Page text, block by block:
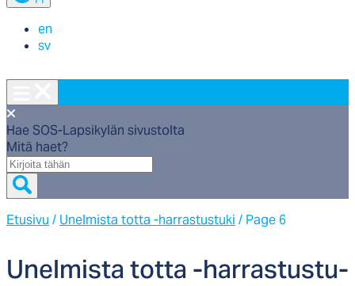
en
sv
Hae SOS-Lapsikylän sivustolta
Mitä haet?
Mitä
haet?
Etusivu / Unelmista totta -harrastustuki / Page 6
Unel­mis­ta tot­ta -har­ras­tus­tu­